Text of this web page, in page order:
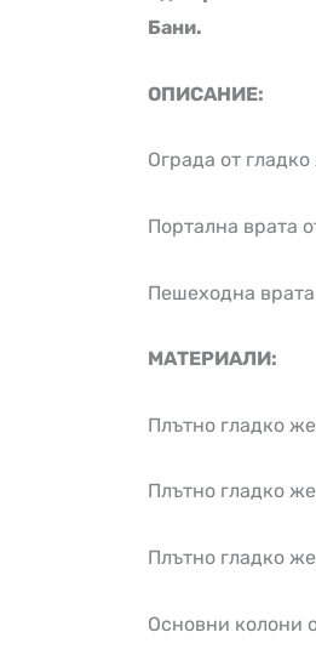
Бани.
ОПИСАНИЕ:
Ограда от
Портална врата
Пешеходна
МАТЕРИАЛИ:
Плътно гладко
Плътно гладко
Плътно гладко
Основни колони